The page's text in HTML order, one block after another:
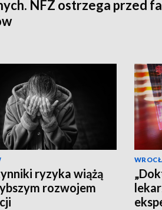
NFZ ostrzega przed
ryzyka wiążą
rozwojem